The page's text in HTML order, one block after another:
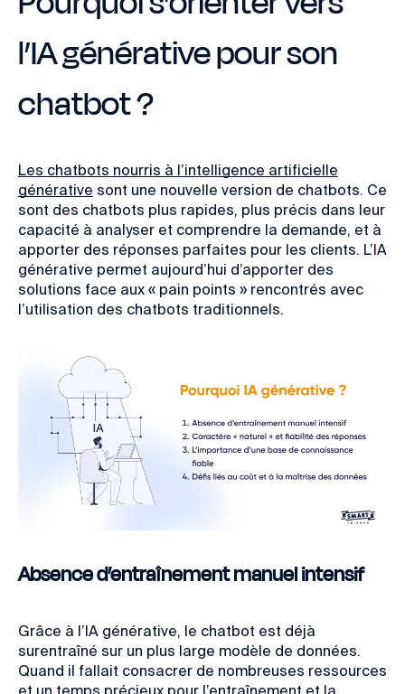
l’IA générative pour son
chatbot ?
Les chatbots nourris à l’intelligence artificielle
générative sont une nouvelle version de chatbots. Ce
sont des chatbots plus rapides, plus précis dans leur
capacité à analyser et comprendre la demande, et à
apporter des réponses parfaites pour les clients. L’IA
générative permet aujourd’hui d’apporter des
solutions face aux « pain points » rencontrés avec
l’utilisation des chatbots traditionnels.
Absence d’entraînement manuel intensif
Grâce à l’IA générative, le chatbot est déjà
surentraîné sur un plus large modèle de données.
Quand il fallait consacrer de nombreuses ressources
et un temps précieux pour l’entraînement et la